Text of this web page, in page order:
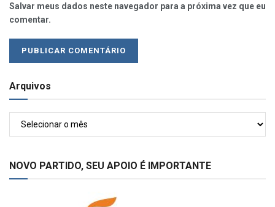
Salvar meus dados neste navegador para a próxima vez que eu
comentar.
Arquivos
NOVO PARTIDO, SEU APOIO É IMPORTANTE